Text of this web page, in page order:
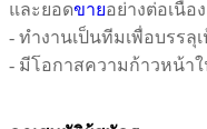
และยอดขายอย่างต่อเนื่อง
- ทำงานเป็นทีมเพื่อบรรลุ
- มีโอกาสความก้าวหน้า